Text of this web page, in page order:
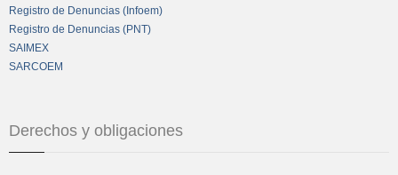
Registro de Denuncias (Infoem)
Registro de Denuncias (PNT)
SAIMEX
SARCOEM
Derechos y obligaciones